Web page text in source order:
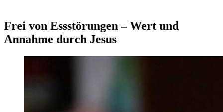
Frei von Essstörungen – Wert und
Annahme durch Jesus